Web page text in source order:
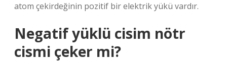
atom çekirdeğinin pozitif bir elektrik yükü vardır.
Negatif yüklü cisim nötr
cismi çeker mi?